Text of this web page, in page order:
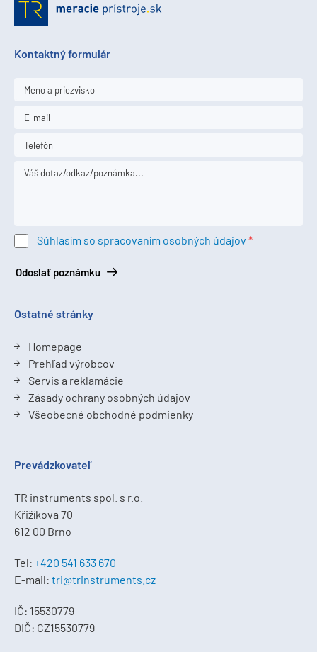
Kontaktný formulár
Súhlasím so spracovaním osobných údajov
Odoslať poznámku
Ostatné stránky
Homepage
Prehľad výrobcov
Servis a reklamácie
Zásady ochrany osobných údajov
Všeobecné obchodné podmienky
Prevádzkovateľ
TR instruments spol. s r.o.
Křižíkova 70
612 00 Brno
Tel: +420 541 633 670
E-mail: tri@trinstruments.cz
IČ: 15530779
DIČ: CZ15530779